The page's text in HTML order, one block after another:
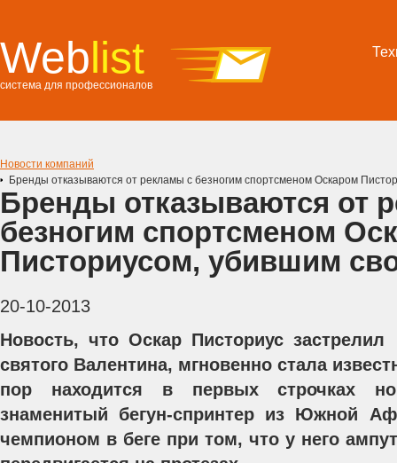
Weblist
система для профессионалов
Новости компаний
Бренды отказываются от рекламы с безногим спортсменом Оскаром
Бренды отказываются от
безногим спортсменом
Писториусом, убившим
20-10-2013
Новость, что Оскар Писториус
святого Валентина, мгновенно стала
пор находится в первых строчках
знаменитый бегун-спринтер из Южной
чемпионом в беге при том, что у него